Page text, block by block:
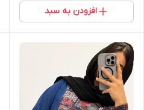
افزودن به سبد